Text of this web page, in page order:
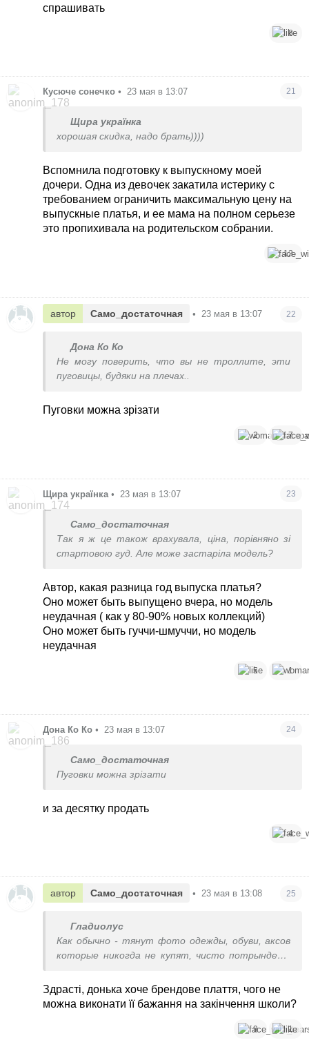
спрашивать
8
Кусюче сонечко • 23 мая в 13:07 21
Щира українка
хорошая скидка, надо брать))))
Вспомнила подготовку к выпускному моей
дочери. Одна из девочек закатила истерику с
требованием ограничить максимальную цену на
выпускные платья, и ее мама на полном серьезе
это пропихивала на родительском собрании.
12
автор Само_достаточная • 23 мая в 13:07 22
Дона Ко Ко
Не могу поверить, что вы не троллите, эти
пуговицы, будяки на плечах..
Пуговки можна зрізати
2 7
Щира українка • 23 мая в 13:07 23
Само_достаточная
Так я ж це також врахувала, ціна, порівняно зі
стартовою гуд. Але може застаріла модель?
Автор, какая разница год выпуска платья?
Оно может быть выпущено вчера, но модель
неудачная ( как у 80-90% новых коллекций)
Оно может быть гуччи-шмуччи, но модель
неудачная
5 1
Дона Ко Ко • 23 мая в 13:07 24
Само_достаточная
Пуговки можна зрізати
и за десятку продать
4
автор Само_достаточная • 23 мая в 13:08 25
Гладиолус
Как обычно - тянут фото одежды, обуви, аксов
которые никогда не купят, чисто потрындеть
Здрасті, донька хоче брендове плаття, чого не
можна виконати її бажання на закінчення школи?
9 1